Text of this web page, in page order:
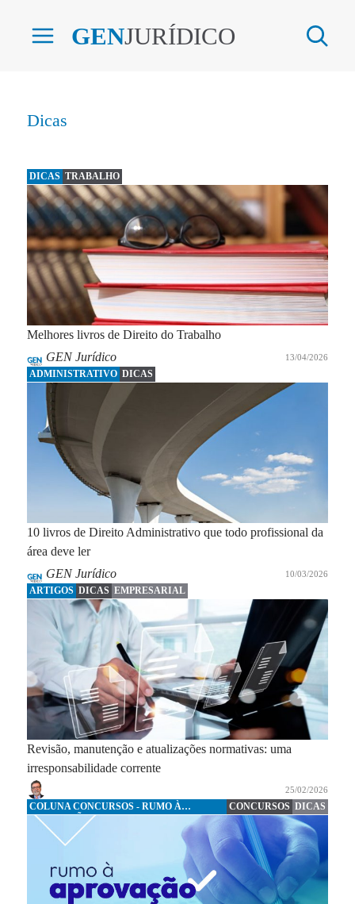
GENJURÍDICO
Dicas
DICAS TRABALHO
Melhores livros de Direito do Trabalho
GEN Jurídico
13/04/2026
ADMINISTRATIVO DICAS
10 livros de Direito Administrativo que todo profissional da
área deve ler
GEN Jurídico
10/03/2026
ARTIGOS DICAS EMPRESARIAL
Revisão, manutenção e atualizações normativas: uma
irresponsabilidade corrente
25/02/2026
COLUNA CONCURSOS - RUMO À
APROVAÇÃO
CONCURSOS DICAS